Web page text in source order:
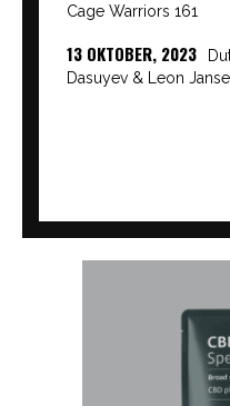
Cage Warriors 161
13 OKTOBER, 2023
Dasuyev & Leon